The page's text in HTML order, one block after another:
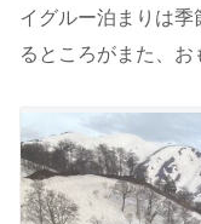
イグルー泊まりは
るところがまた、お